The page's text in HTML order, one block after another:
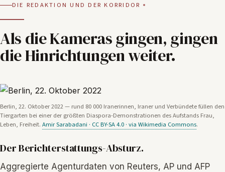
DIE REDAKTION UND DER KORRIDOR
Als die Kameras gingen, gingen
die Hinrichtungen weiter.
Berlin, 22. Oktober 2022 — rund 80 000 Iranerinnen, Iraner und Verbündete füllen den
Tiergarten bei einer der größten Diaspora-Demonstrationen des Aufstands Frau,
Leben, Freiheit. Amir Sarabadani · CC BY-SA 4.0 · via Wikimedia Commons.
Der Berichterstattungs-Absturz.
Aggregierte Agenturdaten von Reuters, AP und AFP